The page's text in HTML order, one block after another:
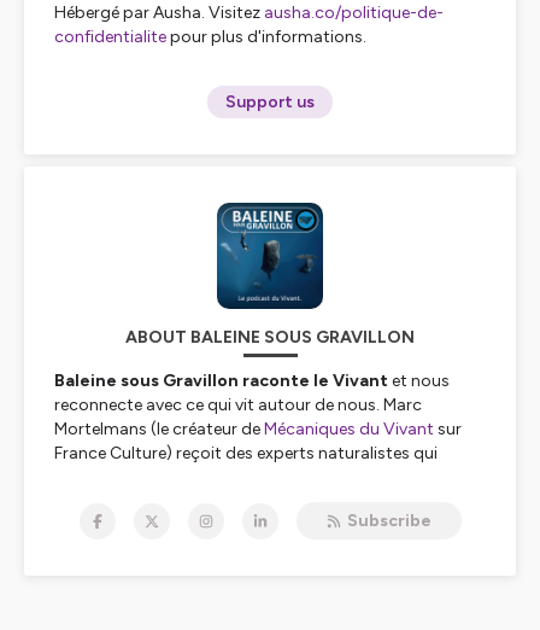
Hébergé par Ausha. Visitez ausha.co/politique-de-
confidentialitepour plus d'informations.
Support us
ABOUT BALEINE SOUS GRAVILLON
Baleine sous Gravillon raconte le Vivantet nous
reconnecte avec ce qui vit autour de nous. Marc
Mortelmans (le créateur deMécaniques du Vivant sur
France Culture) reçoit des experts naturalistes qui
Subscribe